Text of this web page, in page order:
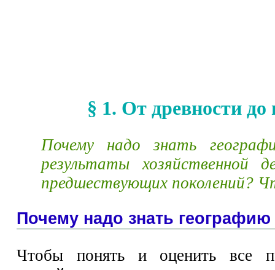
§ 1. От древности
Почему надо знать
результаты хозяйственной
предшествующих поколений?
Почему надо знать
Чтобы понять и оценить все